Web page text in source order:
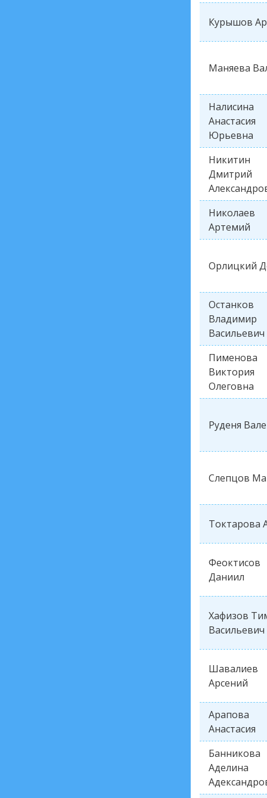
Курышов
Маняева
Налисина
Анастасия
Юрьевна
Никитин
Дмитрий
Николаев
Артемий
Орлицкий
Останков
Владимир
Васильевич
Пименова
Виктория
Олеговна
Руденя
Слепцов
Токтарова
Феоктисов
Даниил
Хафизов
Васильевич
Шавалиев
Арсений
Арапова
Анастасия
Банникова
Аделина